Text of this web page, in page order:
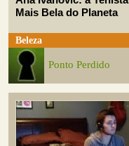
Mais Bela do Planeta
Beleza
Ponto Perdido